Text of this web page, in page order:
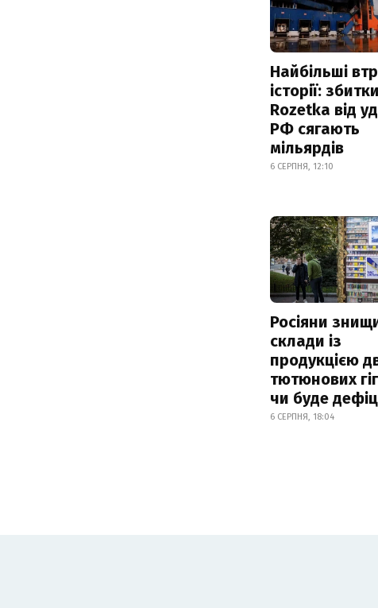
Найбільші
історії: збитки
Rozetka від
РФ сягають
мільярдів
6 СЕРПНЯ, 12:10
Росіяни
склади із
продукцією
тютюнових
чи буде
6 СЕРПНЯ, 18:04